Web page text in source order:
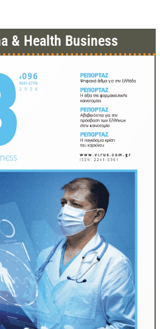
& Health Business